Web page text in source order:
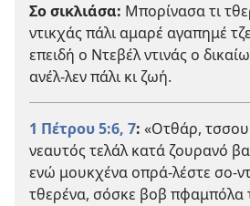
Σο σικλιάσα: Μπορίνασα τι
ντικχάς πάλι αμαρέ αγαπημέ
επειδή ο Ντεβέλ ντινάς ο
ανέλ-λεν πάλι κι ζωή.
1 Πέτρου 5:6, 7: «Οτθάρ,
νεαυτός τελάλ κατά ζουρανό
ενώ μουκχένα οπρά-λέστε σο-
τθερένα, σόσκε βοβ πφαμπόλα